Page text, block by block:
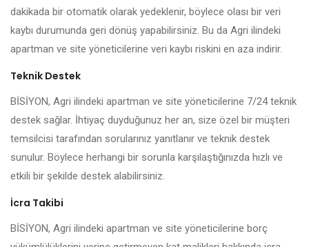
dakikada bir otomatik olarak yedeklenir, böylece olası bir veri
kaybı durumunda geri dönüş yapabilirsiniz. Bu da Agri ilindeki
apartman ve site yöneticilerine veri kaybı riskini en aza indirir.
Teknik Destek
BİSİYON, Agri ilindeki apartman ve site yöneticilerine 7/24 teknik
destek sağlar. İhtiyaç duyduğunuz her an, size özel bir müşteri
temsilcisi tarafından sorularınız yanıtlanır ve teknik destek
sunulur. Böylece herhangi bir sorunla karşılaştığınızda hızlı ve
etkili bir şekilde destek alabilirsiniz.
İcra Takibi
BİSİYON, Agri ilindeki apartman ve site yöneticilerine borç